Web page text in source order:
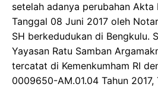
setelah adanya perubahan
Tanggal 08 Juni 2017 oleh
SH berkedudukan di Bengkulu.
Yayasan Ratu Samban
tercatat di Kemenkumham RI
0009650-AM.01.04 Tahun